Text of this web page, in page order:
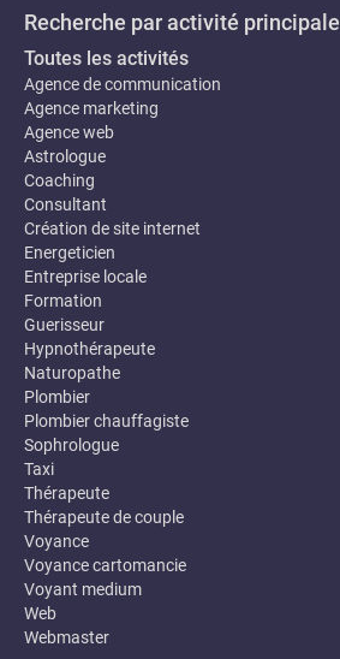
Recherche par activité principale
Toutes les activités
Agence de communication
Agence marketing
Agence web
Astrologue
Coaching
Consultant
Création de site internet
Energeticien
Entreprise locale
Formation
Guerisseur
Hypnothérapeute
Naturopathe
Plombier
Plombier chauffagiste
Sophrologue
Taxi
Thérapeute
Thérapeute de couple
Voyance
Voyance cartomancie
Voyant medium
Web
Webmaster